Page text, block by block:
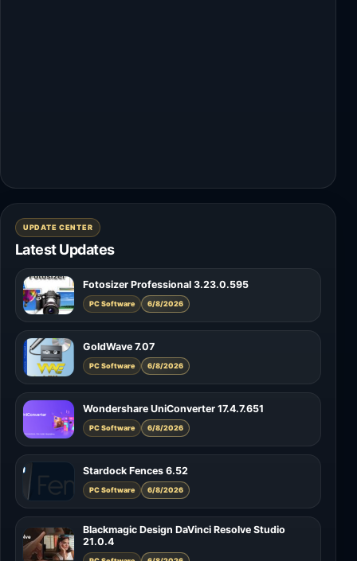
UPDATE CENTER
Latest Updates
Fotosizer Professional 3.23.0.595
PC Software 6/8/2026
GoldWave 7.07
PC Software 6/8/2026
Wondershare UniConverter 17.4.7.651
PC Software 6/8/2026
Stardock Fences 6.52
PC Software 6/8/2026
Blackmagic Design DaVinci Resolve Studio
21.0.4